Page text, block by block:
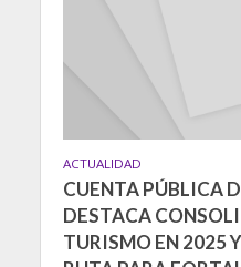
ACTUALIDAD
CUENTA PÚBLICA
DESTACA
TURISMO EN 2025